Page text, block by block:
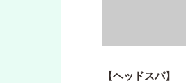
【ヘッドスパ】